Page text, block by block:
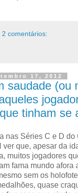
2 comentários:
17, 2012
saudade (ou
tinham se
nas Séries C e D do
ver que, apesar da
muitos jogadores
fama mundo afora
sem os
quase